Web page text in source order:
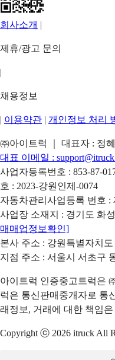
회사소개 |
제휴/광고 문의
|
채용정보
| 이용약관 | 개인정보 처리
㈜아이트럭 ｜ 대표자 : 정
대표 이메일 :
사업자등록번호 : 853-87-
호 : 2023-강원인제-0074
자동차관리사업등록 번호 :
사업장 소재지 : 경기도 화
매매업정보확인]
본사 주소 : 강원특별자치도
지점 주소 : 서울시 서초구
아이트럭 인증중고트럭은
럭은 통신판매중개자로 통
래정보, 거래에 대한 책임
Copyright ⓒ 2026 itruck All